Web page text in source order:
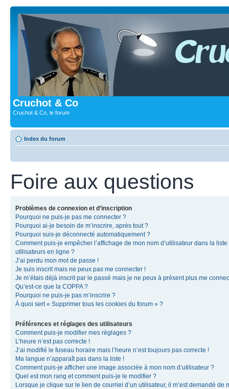
Cruchot & Co
Cruchot & Co, le forum
Index du forum
Foire aux questions
Problèmes de connexion et d’inscription
Pourquoi ne puis-je pas me connecter ?
Pourquoi ai-je besoin de m’inscrire, après tout ?
Pourquoi suis-je déconnecté automatiquement ?
Comment puis-je empêcher l’affichage de mon nom d’utilisateur dans la liste
utilisateurs en ligne ?
J’ai perdu mon mot de passe !
Je suis inscrit mais ne peux pas me connecter !
Je m’étais déjà inscrit par le passé mais je ne peux à présent plus me
Qu’est-ce que la COPPA ?
Pourquoi ne puis-je pas m’inscrire ?
À quoi sert « Supprimer tous les cookies du forum » ?
Préférences et réglages des utilisateurs
Comment puis-je modifier mes réglages ?
L’heure n’est pas correcte !
J’ai modifié le fuseau horaire mais l’heure n’est toujours pas correcte !
Ma langue n’apparaît pas dans la liste !
Comment puis-je afficher une image associée à mon nom d’utilisateur ?
Quel est mon rang et comment puis-je le modifier ?
Lorsque je clique sur le lien de courriel d’un utilisateur, il m’est demandé de